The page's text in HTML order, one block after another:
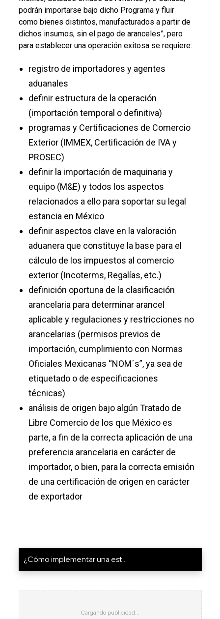
podrán importarse bajo dicho Programa y fluir
como bienes distintos, manufacturados a partir de
dichos insumos, sin el pago de aranceles”, pero
para establecer una operación exitosa se requiere:
registro de importadores y agentes
aduanales
definir estructura de la operación
(importación temporal o definitiva)
programas y Certificaciones de Comercio
Exterior (IMMEX, Certificación de IVA y
PROSEC)
definir la importación de maquinaria y
equipo (M&E) y todos los aspectos
relacionados a ello para soportar su legal
estancia en México
definir aspectos clave en la valoración
aduanera que constituye la base para el
cálculo de los impuestos al comercio
exterior (Incoterms, Regalías, etc.)
definición oportuna de la clasificación
arancelaria para determinar arancel
aplicable y regulaciones y restricciones no
arancelarias (permisos previos de
importación, cumplimiento con Normas
Oficiales Mexicanas “NOM´s”, ya sea de
etiquetado o de especificaciones
técnicas)
análisis de origen bajo algún Tratado de
Libre Comercio de los que México es
parte, a fin de la correcta aplicación de una
preferencia arancelaria en carácter de
importador, o bien, para la correcta emisión
de una certificación de origen en carácter
de exportador
¿Cómo implementar una est...